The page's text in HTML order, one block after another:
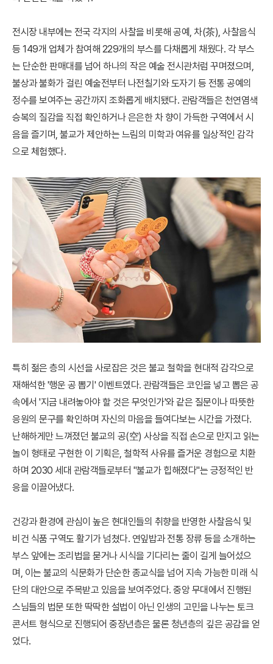
전시장 내부에는 전국 각지의 사찰을 비롯해 공예, 차(茶), 사찰음식
등 149개 업체가 참여해 229개의 부스를 다채롭게 채웠다. 각 부스
는 단순한 판매대를 넘어 하나의 작은 예술 전시관처럼 꾸며졌으며,
불상과 불화가 걸린 예술전부터 나전칠기와 도자기 등 전통 공예의
정수를 보여주는 공간까지 조화롭게 배치됐다. 관람객들은 천연염색
승복의 질감을 직접 확인하거나 은은한 차 향이 가득한 구역에서 시
음을 즐기며, 불교가 제안하는 느림의 미학과 여유를 일상적인 감각
으로 체험했다.
특히 젊은 층의 시선을 사로잡은 것은 불교 철학을 현대적 감각으로
재해석한 '행운 공 뽑기' 이벤트였다. 관람객들은 코인을 넣고 뽑은 공
속에서 '지금 내려놓아야 할 것은 무엇인가'와 같은 질문이나 따뜻한
응원의 문구를 확인하며 자신의 마음을 들여다보는 시간을 가졌다.
난해하게만 느껴졌던 불교의 공(空) 사상을 직접 손으로 만지고 읽는
놀이 형태로 구현한 이 기획은, 철학적 사유를 즐거운 경험으로 치환
하며 2030 세대 관람객들로부터 "불교가 힙해졌다"는 긍정적인 반
응을 이끌어냈다.
건강과 환경에 관심이 높은 현대인들의 취향을 반영한 사찰음식 및
비건 식품 구역도 활기가 넘쳤다. 연잎밥과 전통 장류 등을 소개하는
부스 앞에는 조리법을 묻거나 시식을 기다리는 줄이 길게 늘어섰으
며, 이는 불교의 식문화가 단순한 종교식을 넘어 지속 가능한 미래 식
단의 대안으로 주목받고 있음을 보여주었다. 중앙 무대에서 진행된
스님들의 법문 또한 딱딱한 설법이 아닌 인생의 고민을 나누는 토크
콘서트 형식으로 진행되어 중장년층은 물론 청년층의 깊은 공감을 얻
었다.